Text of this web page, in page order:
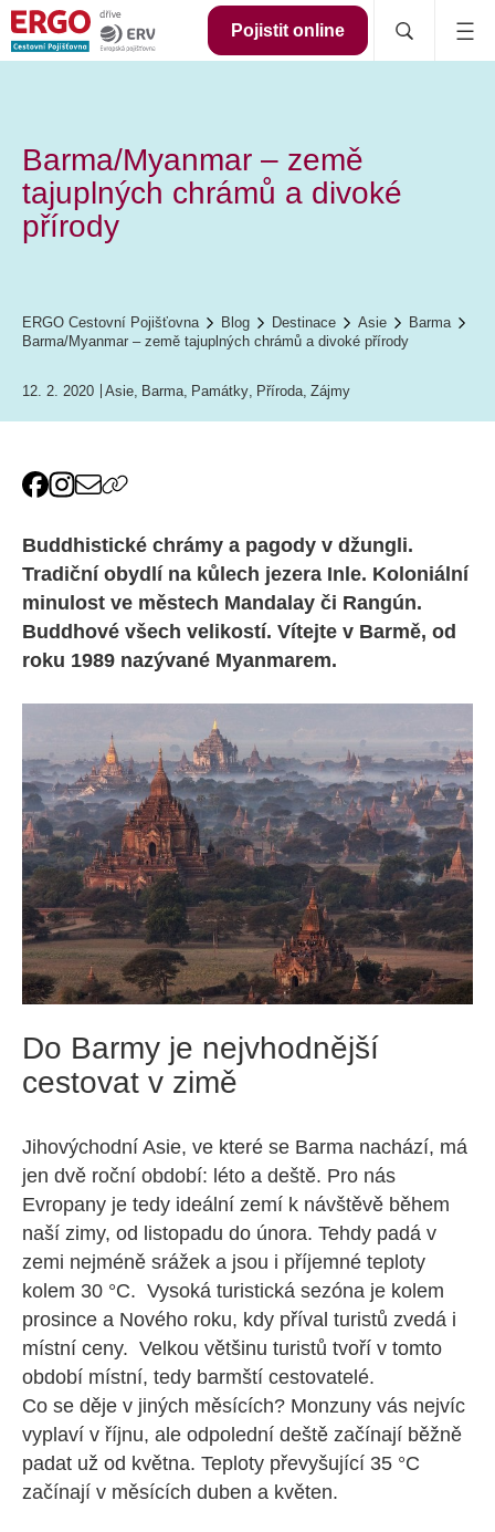
Pojistit online
Barma/Myanmar – země
tajuplných chrámů a divoké
přírody
ERGO Cestovní Pojišťovna Blog Destinace Asie
Barma
Barma/Myanmar – země tajuplných chrámů a divoké přírody
12. 2. 2020 Asie, Barma, Památky, Příroda, Zájmy
Buddhistické chrámy a pagody v džungli.
Tradiční obydlí na kůlech jezera Inle. Koloniální
minulost ve městech Mandalay či Rangún.
Buddhové všech velikostí. Vítejte v Barmě, od
roku 1989 nazývané Myanmarem.
Do Barmy je nejvhodnější
cestovat v zimě
Jihovýchodní Asie, ve které se Barma nachází, má
jen dvě roční období: léto a deště. Pro nás
Evropany je tedy ideální zemí k návštěvě během
naší zimy, od listopadu do února. Tehdy padá v
zemi nejméně srážek a jsou i příjemné teploty
kolem 30 °C. Vysoká turistická sezóna je kolem
prosince a Nového roku, kdy příval turistů zvedá i
místní ceny. Velkou většinu turistů tvoří v tomto
období místní, tedy barmští cestovatelé.
Co se děje v jiných měsících? Monzuny vás nejvíc
vyplaví v říjnu, ale odpolední deště začínají běžně
padat už od května. Teploty převyšující 35 °C
začínají v měsících duben a květen.